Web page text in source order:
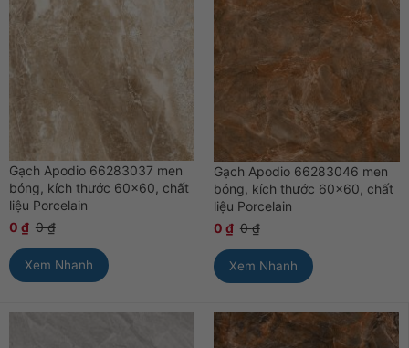
Gạch Apodio 66283037 men
bóng, kích thước 60×60, chất
liệu Porcelain
0 ₫ 0₫
Xem Nhanh
Gạch Apodio 66283046 men
bóng, kích thước 60×60, chất
liệu Porcelain
0 ₫ 0₫
Xem Nhanh